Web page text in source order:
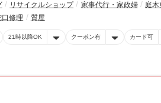
リサイクルショップ 家事代行・家政婦
庭
口修理 質屋
21時以降OK クーポン有 カード可